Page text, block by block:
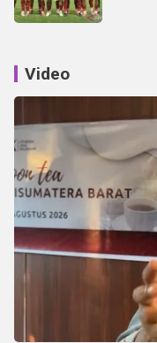
Video